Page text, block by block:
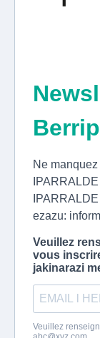
Ne
ezazu:
Veuillez
vous
jakinarazi
Veuillez